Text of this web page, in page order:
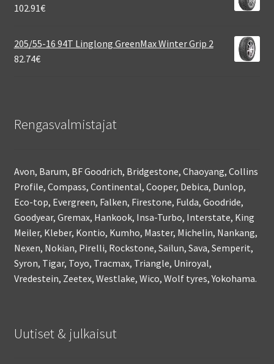
102.91€
205/55-16 94T Linglong GreenMax Winter Grip 2
82.74€
Rengasvalmistajat
Avon, Barum, BF Goodrich, Bridgestone, Chaoyang, Collins
Profile, Compass, Continental, Cooper, Debica, Dunlop,
Eco-top, Evergreen, Falken, Firestone, Fulda, Goodride,
Goodyear, Gremax, Hankook, Insa-Turbo, Interstate, King
Meiler, Kleber, Kontio, Kumho, Master, Michelin, Nankang,
Nexen, Nokian, Pirelli, Rockstone, Sailun, Sava, Semperit,
Syron, Tigar, Toyo, Tracmax, Triangle, Uniroyal,
Vredestein, Zeetex, Westlake, Wico, Wolf tyres, Yokohama.
Uutiset & julkaisut